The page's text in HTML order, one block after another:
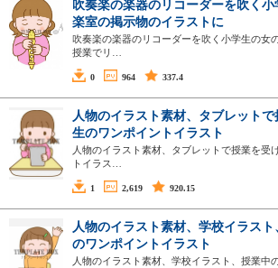
吹奏楽の楽器のリコーダーを吹く
楽室の掲示物のイラストに
吹奏楽の楽器のリコーダーを吹く小学生の女
授業でリ…
0 964 337.4
人物のイラスト素材、タブレット
生のワンポイントイラスト
人物のイラスト素材、タブレットで授業を受
トイラス…
1 2,619 920.15
人物のイラスト素材、学校イラス
のワンポイントイラスト
人物のイラスト素材、学校イラスト、授業中